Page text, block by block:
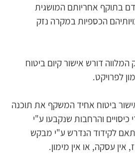
בתוקף אחריותם המושגית
הכספיות במקרה נזק
דורש אישור קיום ביטוח
לפרויקט.
ביטוח אחיד המשקף את תוכנה
כיסויים והרחבות שנקבעו ע"י
לקידוד הנדרש ע"י מבקש
אין עסקה, או אין מימון.